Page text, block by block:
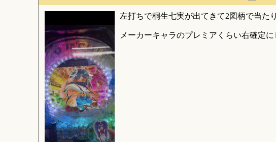
左打ちで桐生七実が出てきて2図柄で当た
メーカーキャラのプレミアくらい右確定